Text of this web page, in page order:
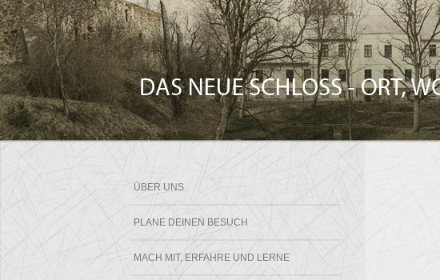
ÜBER UNS
PLANE DEINEN BESUCH
MACH MIT, ERFAHRE UND LERNE